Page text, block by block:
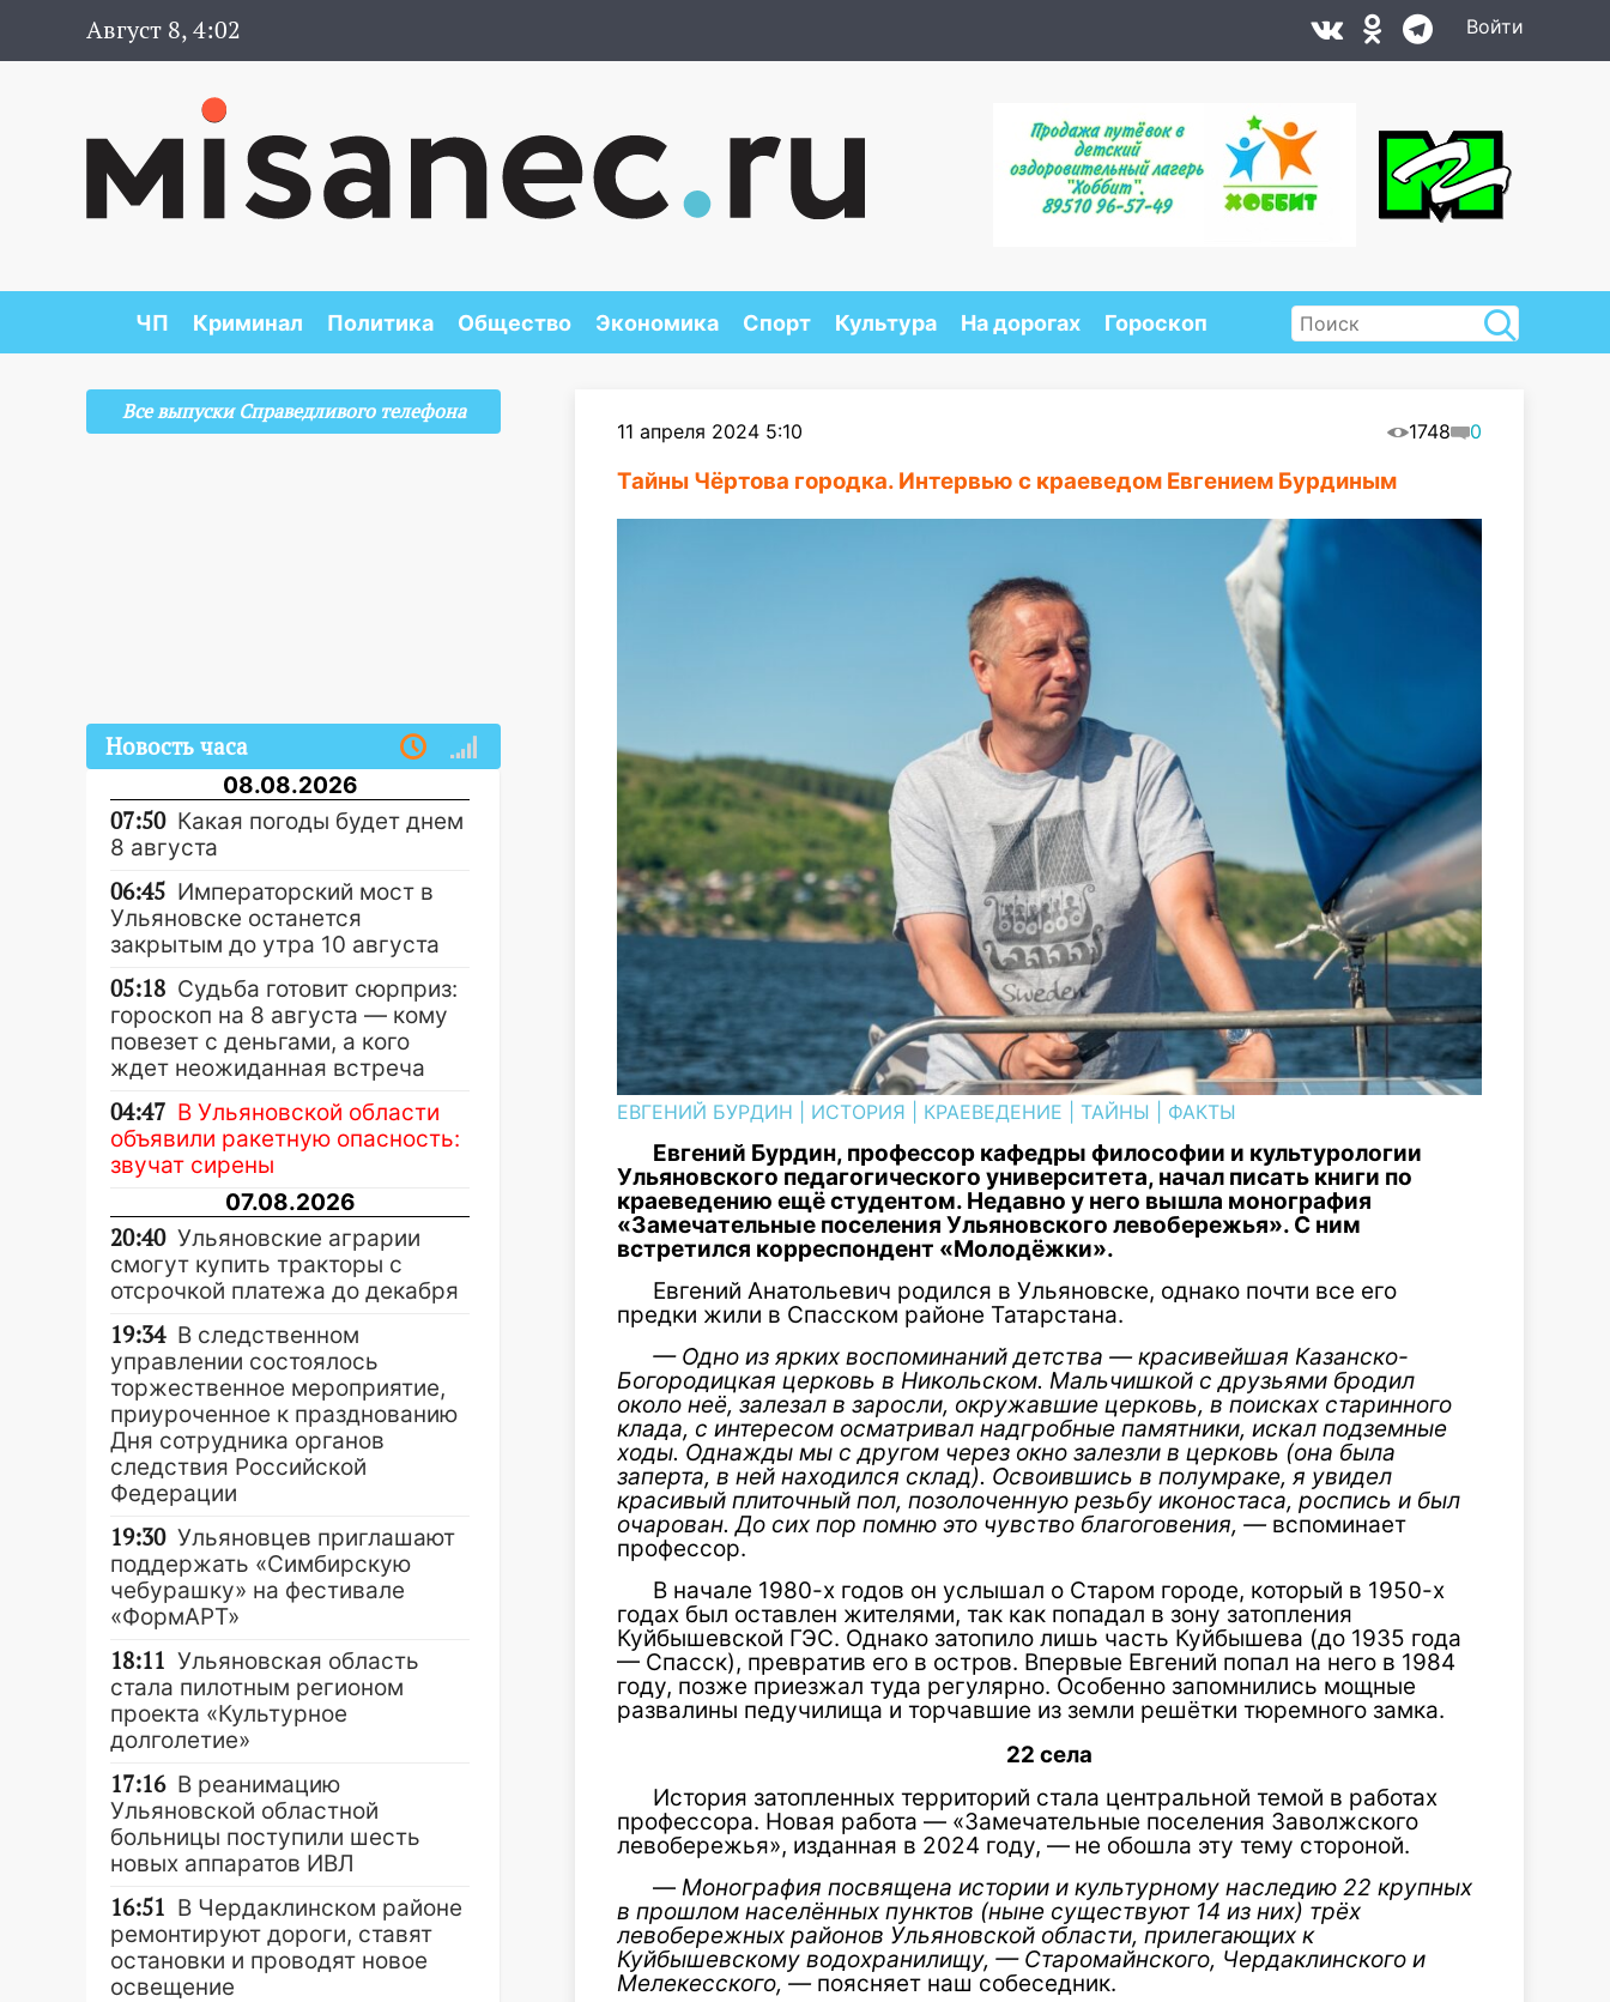
Август 8, 4:02 Войти
ЧП Криминал Политика Общество Экономика Спорт Культура На дорогах Гороскоп
11 апреля 2024 5:10 1748 0
Тайны Чёртова городка. Интервью с краеведом Евгением Бурдиным
ЕВГЕНИЙ БУРДИН ИСТОРИЯ КРАЕВЕДЕНИЕ ТАЙНЫ ФАКТЫ
Евгений Бурдин, профессор кафедры философии и культурологии
Ульяновского педагогического университета, начал писать книги по
краеведению ещёстудентом. Недавно у него вышла монография
«Замечательные поселения Ульяновского левобережья». С ним
встретился корреспондент «Молодёжки».
Евгений Анатольевич родился в Ульяновске, однако почти все его
предки жили в Спасском районе Татарстана.
— Одно из ярких воспоминаний детства — красивейшая Казанско-
Богородицкая церковь в Никольском. Мальчишкой с друзьями бродил
около неё, залезал в заросли, окружавшие церковь, в поисках старинного
клада, с интересом осматривал надгробные памятники, искал подземные
ходы. Однажды мы с другом через окно залезли в церковь (она была
заперта, в ней находился склад). Освоившись в полумраке, я увидел
красивый плиточный пол, позолоченную резьбу иконостаса, роспись и был
очарован. До сих пор помню это чувство благоговения, — вспоминает
профессор.
В начале 1980-х годов он услышал о Старом городе, который в 1950-х
годах был оставлен жителями, так как попадал в зону затопления
Куйбышевской ГЭС. Однако затопило лишь часть Куйбышева (до 1935 года
— Спасск), превратив его в остров. Впервые Евгений попал на него в 1984
году, позже приезжал туда регулярно. Особенно запомнились мощные
развалины педучилища и торчавшие из земли решётки тюремного замка.
22 села
История затопленных территорий стала центральной темой в работах
профессора. Новая работа — «Замечательные поселения Заволжского
левобережья», изданная в 2024 году, — не обошла эту тему стороной.
— Монография посвящена истории и культурному наследию 22 крупных
в прошлом населённых пунктов (ныне существуют 14 из них) трёх
левобережных районов Ульяновской области, прилегающих к
Куйбышевскому водохранилищу, — Старомайнского, Чердаклинского и
Мелекесского, — поясняет наш собеседник.
Все выпуски Справедливого телефона
Новость часа
08.08.2026
07:50 Какая погоды будет днем
8 августа
06:45 Императорский мост в
Ульяновске останется
закрытым до утра 10 августа
05:18 Судьба готовит сюрприз:
гороскоп на 8 августа — кому
повезет с деньгами, а кого
ждет неожиданная встреча
04:47 В Ульяновской области
объявили ракетную опасность:
звучат сирены
07.08.2026
20:40 Ульяновские аграрии
смогут купить тракторы с
отсрочкой платежа до декабря
19:34 В следственном
управлении состоялось
торжественное мероприятие,
приуроченное к празднованию
Дня сотрудника органов
следствия Российской
Федерации
19:30 Ульяновцев приглашают
поддержать «Симбирскую
чебурашку» на фестивале
«ФормАРТ»
18:11 Ульяновская область
стала пилотным регионом
проекта «Культурное
долголетие»
17:16 В реанимацию
Ульяновской областной
больницы поступили шесть
новых аппаратов ИВЛ
16:51 В Чердаклинском районе
ремонтируют дороги, ставят
остановки и проводят новое
освещение